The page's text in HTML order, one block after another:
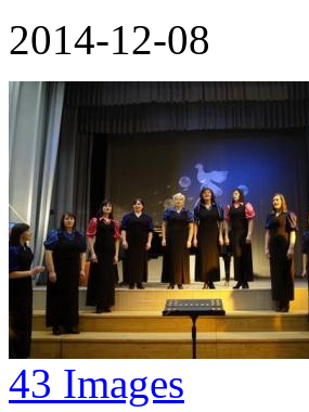
2014-12-08
43 Images